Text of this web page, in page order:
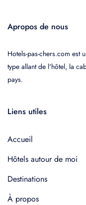
Apropos de nous
Hotels-pas-chers.com est
type allant de l'hôtel, la
pays.
Liens utiles
Accueil
Hôtels autour de moi
Destinations
À propos